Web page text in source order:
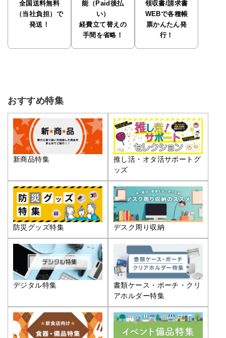
全国送料無料
（当社負担）で
発送！
能（Paid後払
い）
経費立て替えの
手間を省略！
領収書/請求書
WEBで各種帳
票かんたん発
行！
おすすめ特集
新商品特集
推し活・オタ活サポートグ
ッズ
防災グッズ特集 デスク周り収納
デジタル特集
書類ケース・ポーチ・クリ
アホルダー特集